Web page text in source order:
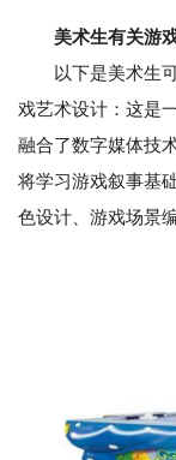
美术生有关游
以下是美术生可
戏艺术设计：这是
融合了数字媒体技
将学习游戏叙事基
色设计、游戏场景